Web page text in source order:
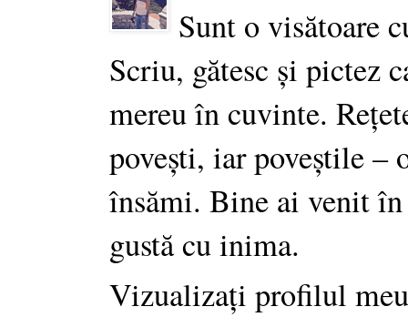
Sunt o visătoare
Scriu, gătesc și pictez
mereu în cuvinte.
povești, iar poveștile –
însămi. Bine ai venit
gustă cu inima.
Vizualizați profilul